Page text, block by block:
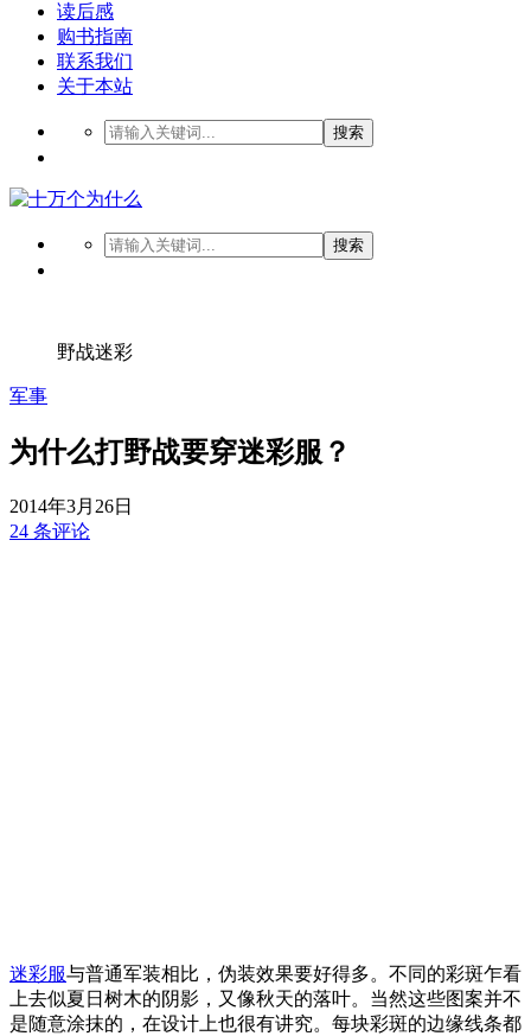
读后感
购书指南
联系我们
关于本站
搜索
搜索
野战迷彩
军事
为什么打野战要穿迷彩服？
2014年3月26日
24 条评论
迷彩服与普通军装相比，伪装效果要好得多。不同的彩斑乍看
上去似夏日树木的阴影，又像秋天的落叶。当然这些图案并不
是随意涂抹的，在设计上也很有讲究。每块彩斑的边缘线条都